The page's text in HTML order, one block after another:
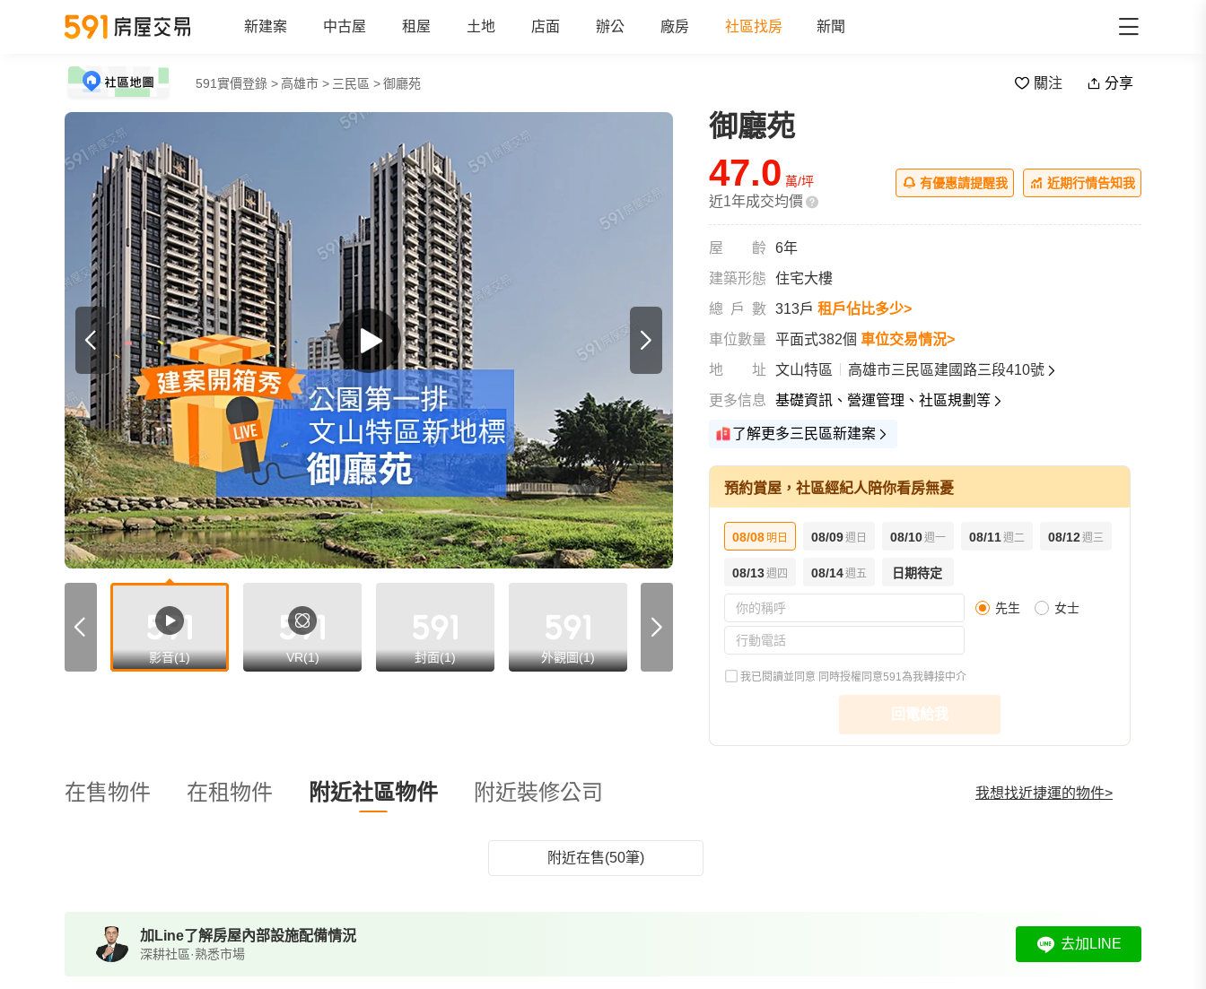
新建案 中古屋 租屋 土地 店面 辦公 廠房 社區找房 新聞
591實價登錄 >高雄市 > 三民區 >御廳苑 關注 分享
影音(1) VR(1) 封面(1) 外觀圖(1) 內景圖(19) 平面圖(3) 格局圖(2)
御廳苑
47.0 萬/坪
近1年成交均價
有優惠請提醒我 近期行情告知我
屋齡
6年
建築形態
住宅大樓
總戶數 313戶 租戶佔比多少>
車位數量
平面式382個 車位交易情況>
地址
文山特區
高雄市三民區建國路三段410號
更多信息
基礎資訊、營運管理、社區規劃等
了解更多三民區新建案
預約賞屋，社區經紀人陪你看房無憂
08/08 明日 08/09週日 08/10週一 08/11週二 08/12週三
08/13週四 08/14週五 日期待定
先生 女士
我已閱讀並同意 同時授權同意591為我轉接中介
回電給我
在售物件 在租物件 附近社區物件 附近裝修公司 我想找近捷運的物件>
附近在售(50筆)
加Line了解房屋內部設施配備情況
深耕社區·熟悉市場
去加LINE